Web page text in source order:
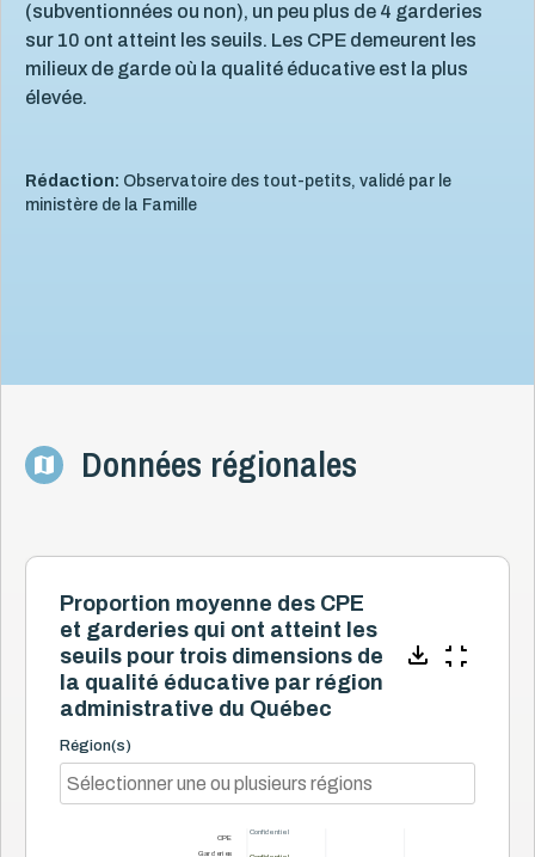
(subventionnées ou non), un peu plus de 4 garderies
sur 10 ont atteint les seuils. Les CPE demeurent les
milieux de garde où la qualité éducative est la plus
élevée.
Rédaction: Observatoire des tout-petits, validé par le
ministère de la Famille
Données régionales
Proportion moyenne des CPE
et garderies qui ont atteint les
seuils pour trois dimensions de
la qualité éducative par région
administrative du Québec
Région(s)
Confidentiel
Confidentiel
CPE
Garderies